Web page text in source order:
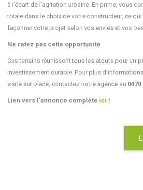
à l’écart de l’agitation urbaine. En prime, vous
totale dans le choix de votre constructeur, ce
façonner votre projet selon vos envies et vos
Ne ratez pas cette opportunité
Ces terrains réunissent tous les atouts pour un
investissement durable. Pour plus
visite sur place, contactez notre agence au 0470
Lien vers l’annonce complète ici !